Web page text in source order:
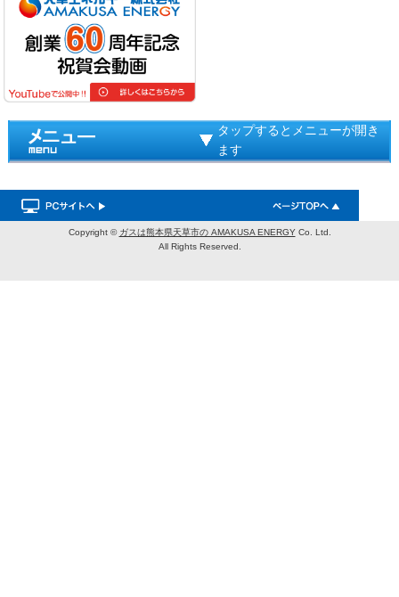
タップするとメニューが開き
ます
Copyright © ガスは熊本県天草市の AMAKUSA ENERGYCo. Ltd.
All Rights Reserved.